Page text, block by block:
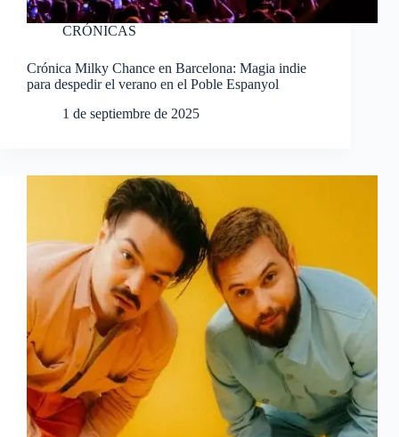
CRÓNICAS
Crónica Milky Chance en Barcelona: Magia indie
para despedir el verano en el Poble Espanyol
1 de septiembre de 2025